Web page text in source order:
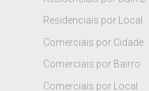
Residenciais por Local
Comerciais por Cidade
Comerciais por Bairro
Comerciais por Local